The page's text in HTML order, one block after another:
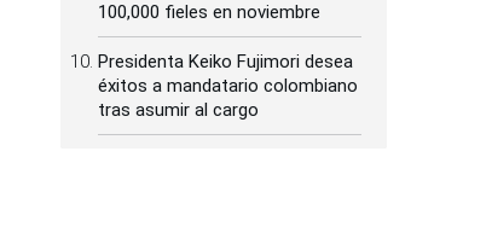
100,000 fieles en noviembre
Presidenta Keiko Fujimori desea
éxitos a mandatario colombiano
tras asumir al cargo